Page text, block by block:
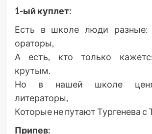
1-ый куплет:
Есть в школе люди разные:
ораторы,
А есть, кто только
крутым.
Но в нашей школе
литераторы,
Которые не путают Тургенева
Припев: